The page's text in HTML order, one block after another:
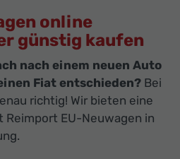
online
günstig kaufen
nach einem neuen Auto
Fiat entschieden? Bei
richtig! Wir bieten eine
Reimport EU-Neuwagen in